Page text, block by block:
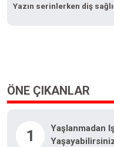
Yazın serinlerken diş
ÖNE ÇIKANLAR
1
Yaşlanmadan